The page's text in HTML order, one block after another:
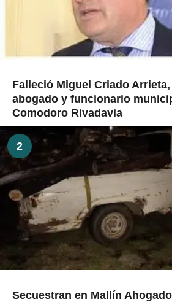
Falleció Miguel Criado
abogado y funcionario
Comodoro Rivadavia
2
Secuestran en Mallín